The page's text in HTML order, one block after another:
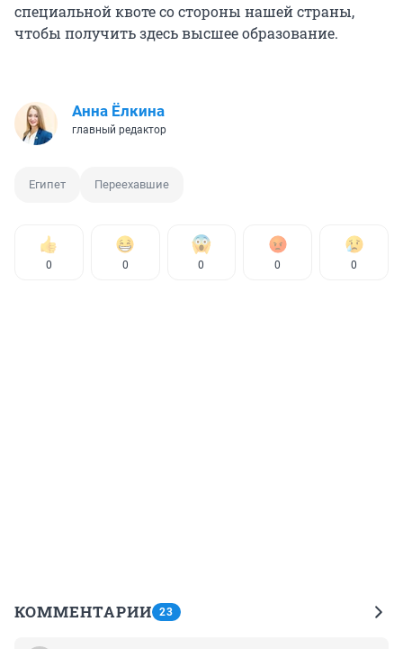
специальной квоте со стороны нашей страны,
чтобы получить здесь высшее образование.
Анна Ёлкина
главный редактор
Египет Переехавшие
0 0 0 0 0
КОММЕНТАРИИ 23